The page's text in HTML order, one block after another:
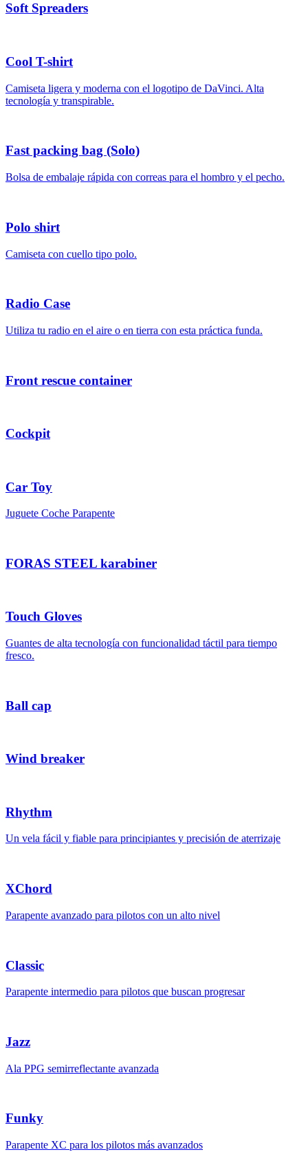
Soft Spreaders
Cool T-shirt
Camiseta ligera y moderna con el logotipo de DaVinci. Alta
tecnología y transpirable.
Fast packing bag (Solo)
Bolsa de embalaje rápida con correas para el hombro y el pecho.
Polo shirt
Camiseta con cuello tipo polo.
Radio Case
Utiliza tu radio en el aire o en tierra con esta práctica funda.
Front rescue container
Cockpit
Car Toy
Juguete Coche Parapente
FORAS STEEL karabiner
Touch Gloves
Guantes de alta tecnología con funcionalidad táctil para tiempo
fresco.
Ball cap
Wind breaker
Rhythm
Un vela fácil y fiable para principiantes y precisión de aterrizaje
XChord
Parapente avanzado para pilotos con un alto nivel
Classic
Parapente intermedio para pilotos que buscan progresar
Jazz
Ala PPG semirreflectante avanzada
Funky
Parapente XC para los pilotos más avanzados